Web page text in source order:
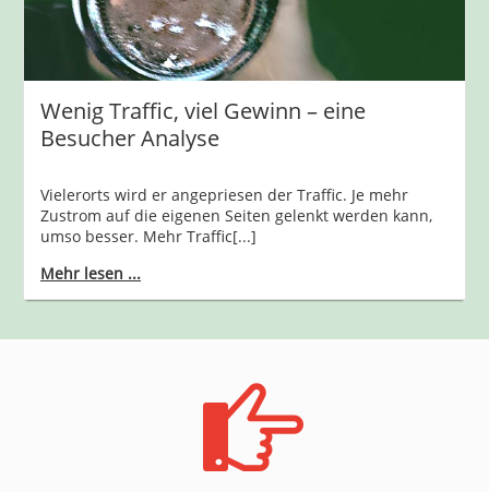
Wenig Traffic, viel Gewinn – eine
Besucher Analyse
Vielerorts wird er angepriesen der Traffic. Je mehr
Zustrom auf die eigenen Seiten gelenkt werden kann,
umso besser. Mehr Traffic[...]
Mehr lesen ...